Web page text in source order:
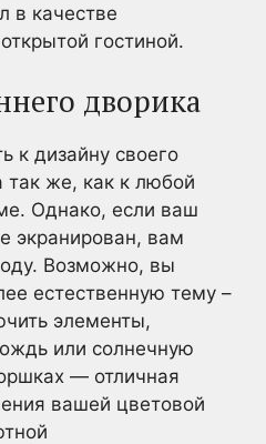
в качестве
гостиной.
дворика
к дизайну своего
так же, как к любой
Однако, если ваш
экранирован, вам
Возможно, вы
естественную тему –
элементы,
или солнечную
— отличная
вашей цветовой